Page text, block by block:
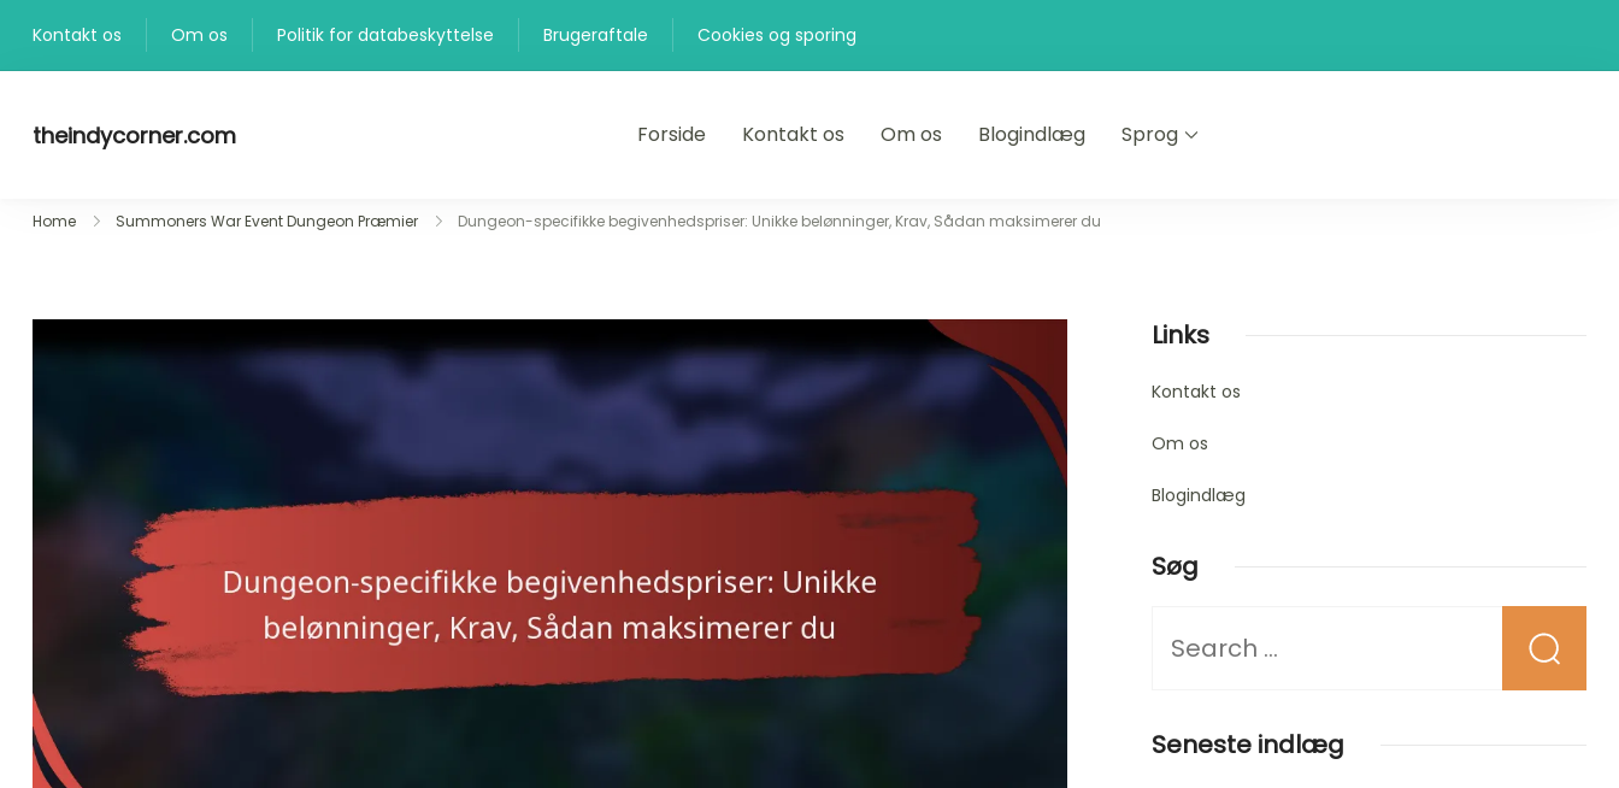
Kontakt os Om os Politik for databeskyttelse Brugeraftale Cookies og sporing
theindycorner.com Forside Kontakt os Om os Blogindlæg Sprog
Home Summoners War Event Dungeon Præmier Dungeon-specifikke begivenhedspriser: Unikke belønninger, Krav, Sådan maksimerer du
Links
Kontakt os
Om os
Blogindlæg
Søg
for
Seneste indlæg